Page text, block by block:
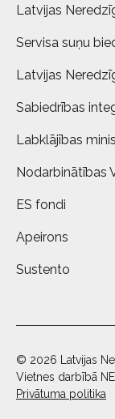
Latvijas
Servisa suņu
Latvijas
Sabiedrības
Labklājības
Nodarbinātības
ES fondi
Apeirons
Sustento
© 2026 Latvijas
Vietnes darbībā
Privātuma politika